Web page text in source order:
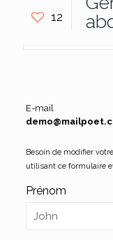
12
E-mail
Besoin de modifier
utilisant ce formulaire
Prénom